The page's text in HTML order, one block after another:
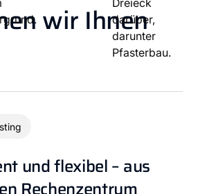
wir Ihnen
und flexibel – aus